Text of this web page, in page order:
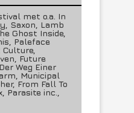
met o.a. In
Saxon, Lamb
Ghost Inside,
Paleface
Future
Weg Einer
Municipal
From Fall To
Parasite inc.,